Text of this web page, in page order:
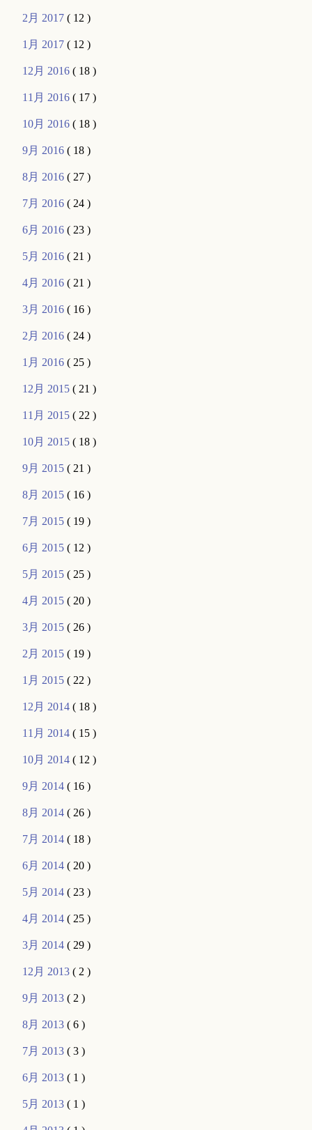
2月 2017( 12 )
1月 2017( 12 )
12月 2016( 18 )
11月 2016( 17 )
10月 2016( 18 )
9月 2016( 18 )
8月 2016( 27 )
7月 2016( 24 )
6月 2016( 23 )
5月 2016( 21 )
4月 2016( 21 )
3月 2016( 16 )
2月 2016( 24 )
1月 2016( 25 )
12月 2015( 21 )
11月 2015( 22 )
10月 2015( 18 )
9月 2015( 21 )
8月 2015( 16 )
7月 2015( 19 )
6月 2015( 12 )
5月 2015( 25 )
4月 2015( 20 )
3月 2015( 26 )
2月 2015( 19 )
1月 2015( 22 )
12月 2014( 18 )
11月 2014( 15 )
10月 2014( 12 )
9月 2014( 16 )
8月 2014( 26 )
7月 2014( 18 )
6月 2014( 20 )
5月 2014( 23 )
4月 2014( 25 )
3月 2014( 29 )
12月 2013( 2 )
9月 2013( 2 )
8月 2013( 6 )
7月 2013( 3 )
6月 2013( 1 )
5月 2013( 1 )